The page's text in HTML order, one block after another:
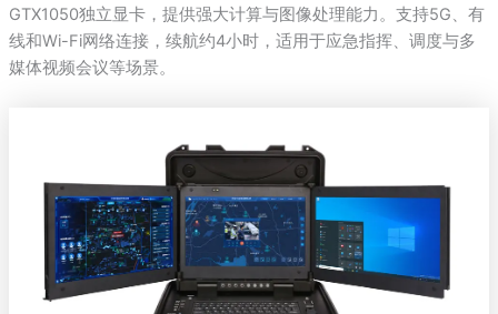
GTX1050独立显卡，提供强大计算与图像处理能力。支持5G、有
线和Wi-Fi网络连接，续航约4小时，适用于应急指挥、调度与多
媒体视频会议等场景。